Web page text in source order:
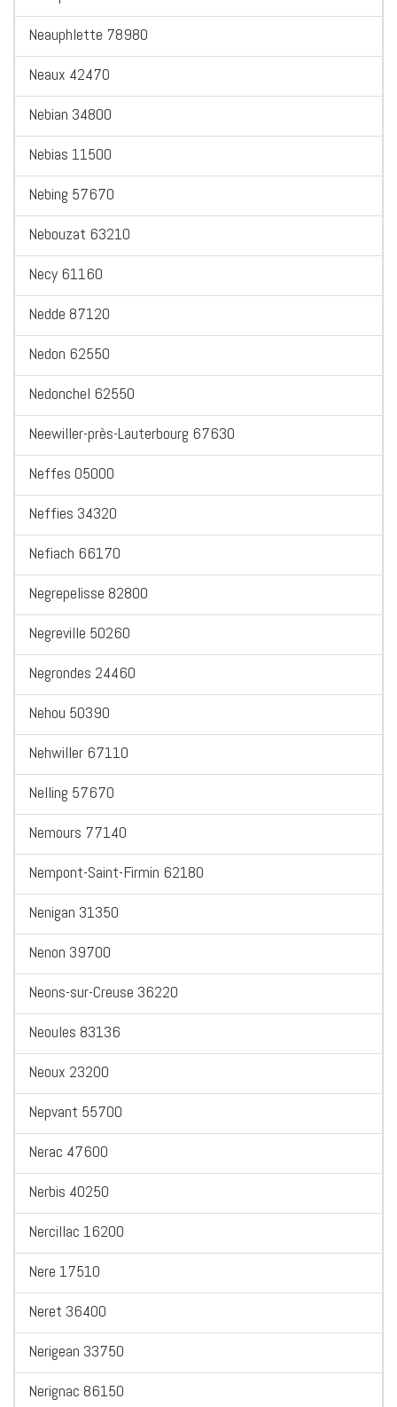
Neauphlette 78980
Neaux 42470
Nebian 34800
Nebias 11500
Nebing 57670
Nebouzat 63210
Necy 61160
Nedde 87120
Nedon 62550
Nedonchel 62550
Neewiller-près-Lauterbourg 67630
Neffes 05000
Neffies 34320
Nefiach 66170
Negrepelisse 82800
Negreville 50260
Negrondes 24460
Nehou 50390
Nehwiller 67110
Nelling 57670
Nemours 77140
Nempont-Saint-Firmin 62180
Nenigan 31350
Nenon 39700
Neons-sur-Creuse 36220
Neoules 83136
Neoux 23200
Nepvant 55700
Nerac 47600
Nerbis 40250
Nercillac 16200
Nere 17510
Neret 36400
Nerigean 33750
Nerignac 86150